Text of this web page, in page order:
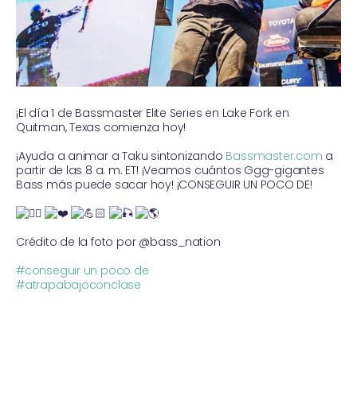
¡El día 1 de Bassmaster Elite Series en Lake Fork en
Quitman, Texas comienza hoy!
¡Ayuda a animar a Taku sintonizando Bassmaster.com a
partir de las 8 a. m. ET! ¡Veamos cuántos Ggg-gigantes
Bass más puede sacar hoy! ¡CONSEGUIR UN POCO DE!
Crédito de la foto por @bass_nation
#conseguir un poco de
#atrapabajoconclase